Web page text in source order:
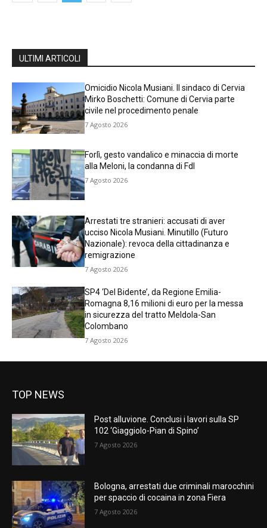
ULTIMI ARTICOLI
Omicidio Nicola Musiani. Il sindaco di Cervia
Mirko Boschetti: Comune di Cervia parte
civile nel procedimento penale
7 Agosto 2026
Forlì, gesto vandalico e minaccia di morte
alla Meloni, la condanna di FdI
7 Agosto 2026
Arrestati tre stranieri: accusati di aver
ucciso Nicola Musiani. Minutillo (Futuro
Nazionale): revoca della cittadinanza e
remigrazione
7 Agosto 2026
SP4 ‘Del Bidente’, da Regione Emilia-
Romagna 8,16 milioni di euro per la messa
in sicurezza del tratto Meldola-San
Colombano
7 Agosto 2026
TOP NEWS
Post alluvione. Conclusi i lavori sulla SP
102 ‘Giaggiolo-Pian di Spino’
7 Agosto 2026
Bologna, arrestati due criminali marocchini
per spaccio di cocaina in zona Fiera
7 Agosto 2026